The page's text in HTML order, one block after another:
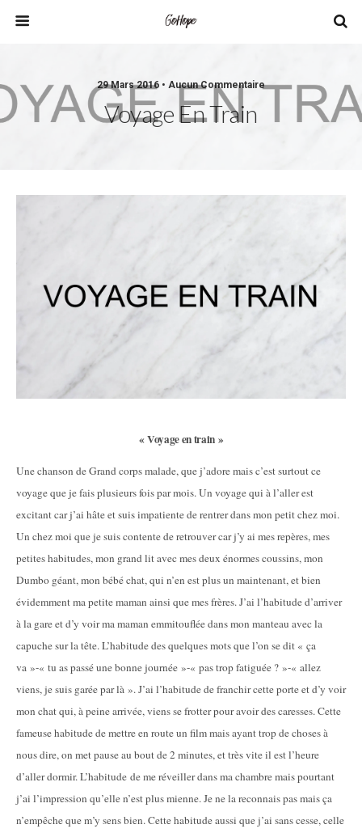
29 Mars 2016 • Aucun Commentaire
Voyage En Train
« Voyage en train »
Une chanson de Grand corps malade, que j’adore mais c’est surtout ce
voyage que je fais plusieurs fois par mois. Un voyage qui à l’aller est
excitant car j’ai hâte et suis impatiente de rentrer dans mon petit chez moi.
Un chez moi que je suis contente de retrouver car j’y ai mes repères, mes
petites habitudes, mon grand lit avec mes deux énormes coussins, mon
Dumbo géant, mon bébé chat, qui n’en est plus un maintenant, et bien
évidemment ma petite maman ainsi que mes frères. J’ai l’habitude d’arriver
à la gare et d’y voir ma maman emmitouflée dans mon manteau avec la
capuche sur la tête. L’habitude des quelques mots que l’on se dit « ça
va »-« tu as passé une bonne journée »-« pas trop fatiguée ? »-« allez
viens, je suis garée par là ». J’ai l’habitude de franchir cette porte et d’y voir
mon chat qui, à peine arrivée, viens se frotter pour avoir des caresses. Cette
fameuse habitude de mettre en route un film mais ayant trop de choses à
nous dire, on met pause au bout de 2 minutes, et très vite il est l’heure
d’aller dormir. L’habitude de me réveiller dans ma chambre mais pourtant
j’ai l’impression qu’elle n’est plus mienne. Je ne la reconnais pas mais ça
n’empêche que m’y sens bien. Cette habitude aussi que j’ai sans cesse, celle